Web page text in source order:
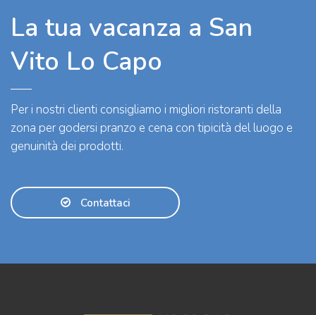
La tua vacanza a San
Vito Lo Capo
Per i nostri clienti consigliamo i migliori ristoranti della
zona per godersi pranzo e cena con tipicità del luogo e
genuinità dei prodotti.
Contattaci